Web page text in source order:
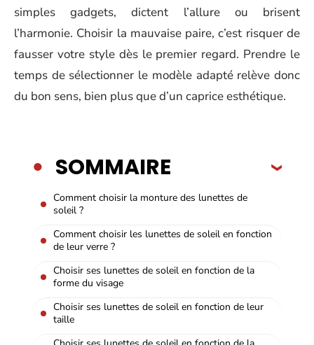
simples gadgets, dictent l’allure ou brisent
l’harmonie. Choisir la mauvaise paire, c’est risquer de
fausser votre style dès le premier regard. Prendre le
temps de sélectionner le modèle adapté relève donc
du bon sens, bien plus que d’un caprice esthétique.
SOMMAIRE
Comment choisir la monture des lunettes de
soleil ?
Comment choisir les lunettes de soleil en fonction
de leur verre ?
Choisir ses lunettes de soleil en fonction de la
forme du visage
Choisir ses lunettes de soleil en fonction de leur
taille